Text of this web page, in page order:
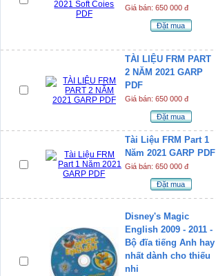
Giá bán: 650 000 đ
Đặt mua
TÀI LIỆU FRM PART
2 NĂM 2021 GARP
PDF
Giá bán: 650 000 đ
Đặt mua
Tài Liệu FRM Part 1
Năm 2021 GARP PDF
Giá bán: 650 000 đ
Đặt mua
Disney's Magic
English 2009 - 2011 -
Bộ đĩa tiếng Anh hay
nhất dành cho thiếu
nhi